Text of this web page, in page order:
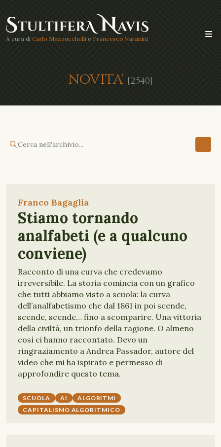
A cura di Carlo Mazzucchelli e Francesco Varanini
NOVITA' [2540]
Franco Bagaglia
Stiamo tornando
analfabeti (e a qualcuno
conviene)
Racconto di una curva che credevamo
irreversibile. La storia comincia con un grafico
che tutti abbiamo visto a scuola: la curva
dell’analfabetismo che dal 1861 in poi scende,
scende, scende… fino a scomparire. Una vittoria
della civiltà, un trionfo della ragione. O almeno
così ci hanno raccontato. Devo un
ringraziamento a Andrea Passador, autore del
video che mi ha ispirato e permesso di
approfondire questo tema.
SCUOLA AI
ALGORITMI
CAPITALISMO ALGORITMICO